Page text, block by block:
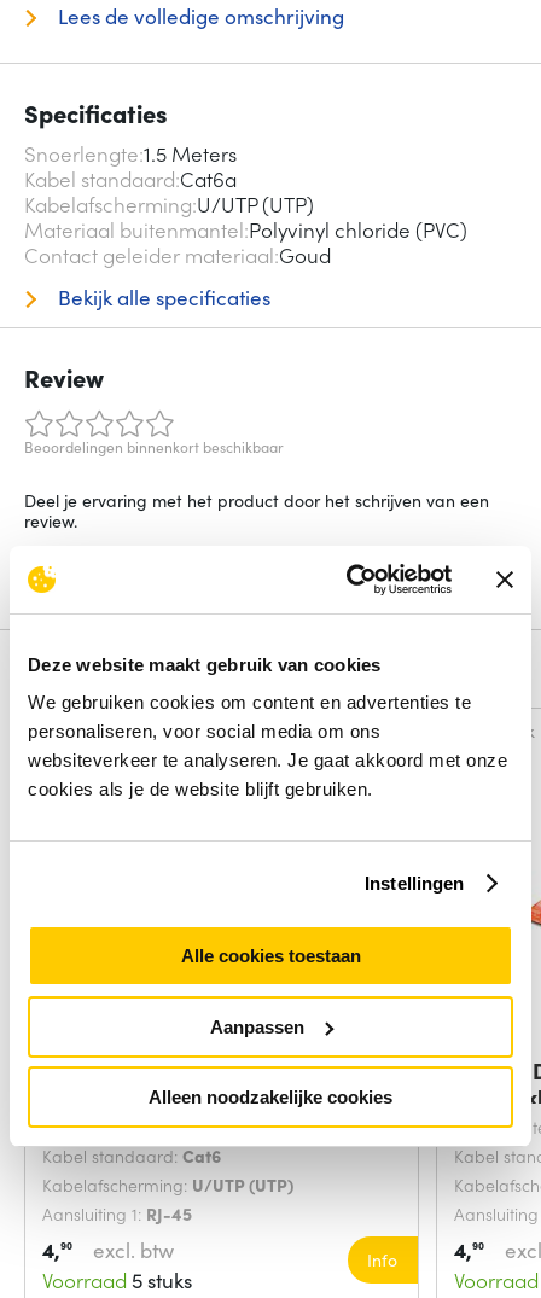
Deze website maakt gebruik van cookies
We gebruiken cookies om content en advertenties te
personaliseren, voor social media om ons
websiteverkeer te analyseren. Je gaat akkoord met onze
cookies als je de website blijft gebruiken.
Instellingen
Alle cookies toestaan
Aanpassen
Alleen noodzakelijke cookies
Lees de volledige omschrijving
Specificaties
Snoerlengte 1.5 Meters
Kabel standaard Cat6a
Kabelafscherming U/UTP (UTP)
Materiaal buitenmantel Polyvinyl chloride (PVC)
Contact geleider materiaal Goud
Bekijk alle specificaties
Review
Beoordelingen binnenkort beschikbaar
Deel je ervaring met het product door het schrijven van een
review.
Schrijf een review
Alternatieven
Vergelijk
Digitus DK-1617-0025/B
netwerkkabel Blauw
Snoerlengte:0.25 Meters
Kabel standaard: Cat6
Kabelafscherming: U/UTP (UTP)
Aansluiting 1: RJ-45
4,90
excl. btw
Voorraad 5 stuks
Info
Vergelijk
Digitus
Kabel
4,90
Voorraad